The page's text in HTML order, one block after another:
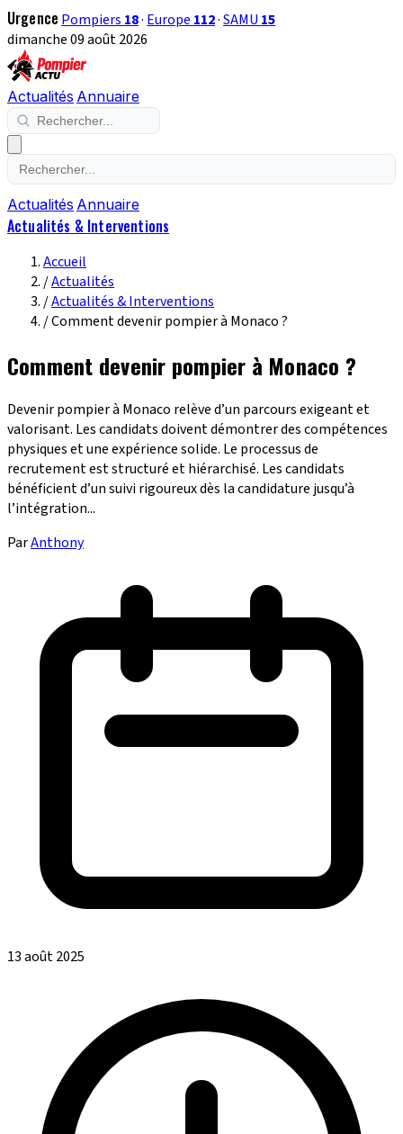
Urgence Pompiers 18· Europe 112·SAMU 15
dimanche 09 août 2026
Actualités Annuaire
Actualités Annuaire
Actualités & Interventions
Accueil
/Actualités
/Actualités & Interventions
/Comment devenir pompier à Monaco ?
Comment devenir pompier à Monaco ?
Devenir pompier à Monaco relève d’un parcours exigeant et
valorisant. Les candidats doivent démontrer des compétences
physiques et une expérience solide. Le processus de
recrutement est structuré et hiérarchisé. Les candidats
bénéficient d’un suivi rigoureux dès la candidature jusqu’à
l’intégration...
ParAnthony
13 août 2025